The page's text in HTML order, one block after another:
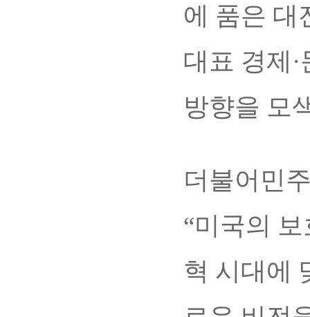
에 품은 대
대표 경제
방향을 모
더불어민
“미국의
혁 시대에